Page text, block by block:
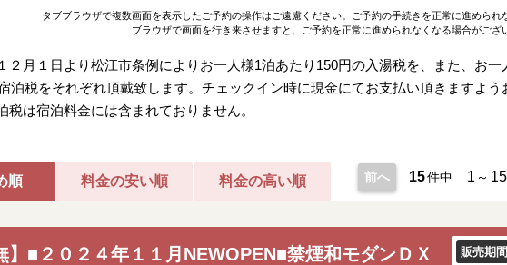
タブブラウザで複数画面を表示したご予約の操作はご遠慮ください。ご予約の手続きを正常に進められ
ブラウザで画面を行き来させますと、ご予約を正常に進められなくなる場合がござ
２月１日より松江市条例によりお一人様1泊あたり150円の入湯税を、また、お
泊税をそれぞれ頂戴致します。チェックイン時に現金にてお支払い頂きますよう
税は宿泊料金には含まれておりません。
順 料金の安い順 料金の高い順 前へ 15件中 1 ～ 15
】■２０２４年１１月NEWOPEN■禁煙和モダンＤＸ
販売期間